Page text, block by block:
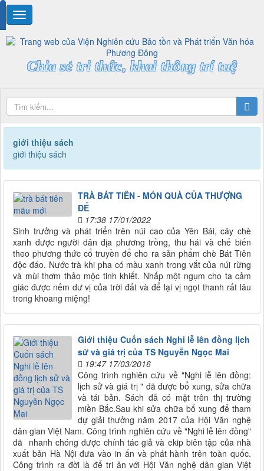
Chia sẻ tri thức, khai thông trí tuệ
giới thiệu sách
giới thiệu sách
TRÀ BÁT TIÊN - MÓN QUÀ CỦA THƯỢNG
ĐẾ
17:38 17/01/2022
Sinh trưởng và phát triển trên núi cao của Yên Bái, cây chè
xanh được người dân địa phương trồng, thu hái và chế biến
theo phương thức cổ truyền để cho ra sản phẩm chè Bát Tiên
độc đáo. Nước trà khi pha có màu xanh trong vắt của núi rừng
và mùi thơm thảo mộc tinh khiết. Nhấp một ngụm cho ta cảm
giác được nếm dư vị của trời đất và để lại vị ngọt thanh rất lâu
trong khoang miệng!
Giới thiệu Cuốn sách Nghi lễ lên đồng lịch
sử và giá trị của TS Nguyễn Ngọc Mai
19:47 17/03/2016
Công trình nghiên cứu về "Nghi lễ lên đồng:
lịch sử và giá trị " đã được bổ xung, sửa chữa
và tái bản. Sách đẫ có mặt trên thị trường
miền Bắc.Sau khi sửa chữa bổ xung để tham
dự giải thưởng năm 2017 của Hội Văn nghệ
dân gian Việt Nam. Công trình nghiên cứu về "Nghi lễ lên đồng"
đã nhanh chóng được chính tác giả và ekip biên tập của nhà
xuất bản Hà Nội đưa vào in ấn và phát hành trên toàn quốc.
Công trình ra đời là để tri ân với Hội Văn nghệ dân gian Việt